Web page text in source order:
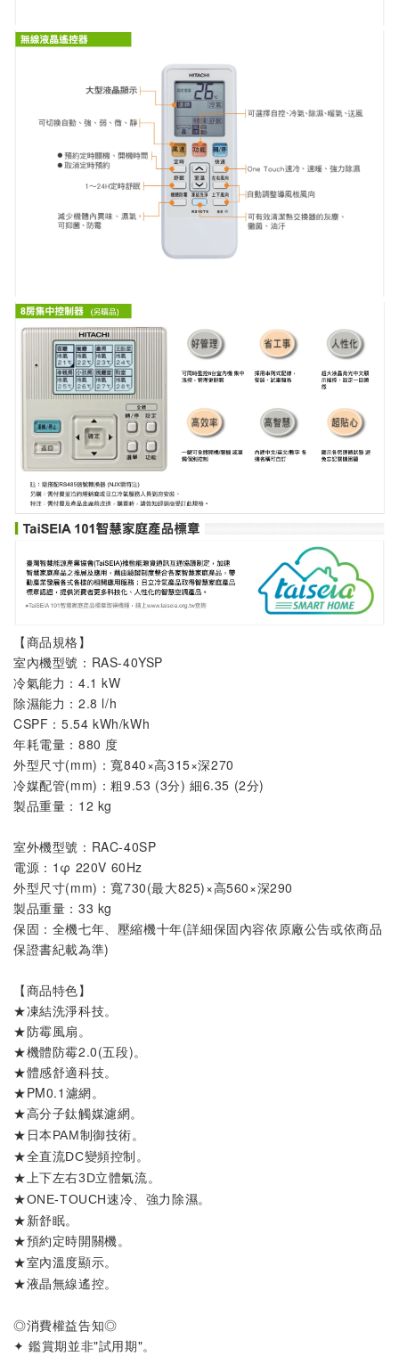
【商品規格】
室內機型號： RAS-40YSP
冷氣能力：4.1 kW
除濕能力：2.8 l/h
CSPF：5.54 kWh/kWh
年耗電量：880 度
外型尺寸(mm)：寬840×高315×深270
冷媒配管(mm)：粗9.53 (3分) 細6.35 (2分)
製品重量 ：12 kg
室外機型號 ： RAC-40SP
電源：1φ 220V 60Hz
外型尺寸(mm)：寬730(最大825)×高560×深290
製品重量：33 kg
保固：全機七年、壓縮機十年(詳細保固內容依原廠公告或依商品
保證書紀載為準)
【商品特色】
★凍結洗淨科技。
★防霉風扇。
★機體防霉2.0(五段)。
★體感舒適科技。
★PM0.1濾網。
★高分子鈦觸媒濾網。
★ 日本PAM制御技術。
★全直流DC變頻控制 。
★上下左右3D立體氣流。
★ONE-TOUCH速冷、強力除濕。
★新舒眠。
★預約定時開關機。
★室內溫度顯示。
★液晶無線遙控。
◎消費權益告知◎
✦ 鑑賞期並非"試用期"。